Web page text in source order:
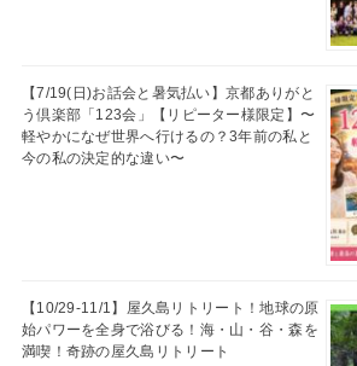
【7/19(日)お話会と暑気払い】京都ありがと
う倶楽部「123会」【リピーター様限定】〜
軽やかになぜ世界へ行けるの？3年前の私と
今の私の決定的な違い〜
【10/29-11/1】屋久島リトリート！地球の原
始パワーを全身で浴びる！海・山・谷・森を
満喫！奇跡の屋久島リトリート